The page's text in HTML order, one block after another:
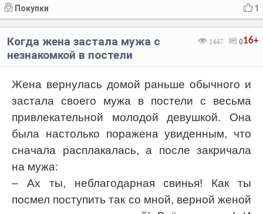
1
Покупки
16+
1447 0
Когда жена застала мужа с
незнакомкой в постели
Жена вернулась домой раньше обычного и
застала своего мужа в постели с весьма
привлекательной молодой девушкой. Она
была настолько поражена увиденным, что
сначала расплакалась, а после закричала
на мужа:
– Ах ты, неблагодарная свинья! Как ты
посмел поступить так со мной, верной женой